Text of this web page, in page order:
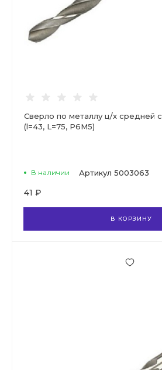
Сверло по металлу ц/х средней
(l=43, L=75, Р6М5)
В наличии Артикул 5003063
41 ₽
В КОРЗИНУ